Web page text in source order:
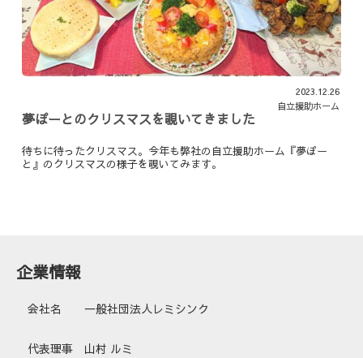
2023.12.26
自立援助ホーム
夢ぽーとのクリスマスを覗いてきました
待ちに待ったクリスマス。今年も弊社の自立援助ホーム『夢ぽー
と』のクリスマスの様子を覗いてみます。
企業情報
会社名 一般社団法人レミシンク
代表理事 山村 ルミ